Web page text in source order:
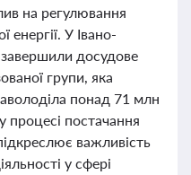
на регулювання
енергії. У Івано-
досудове
групи, яка
понад 71 млн
постачання
важливість
у сфері